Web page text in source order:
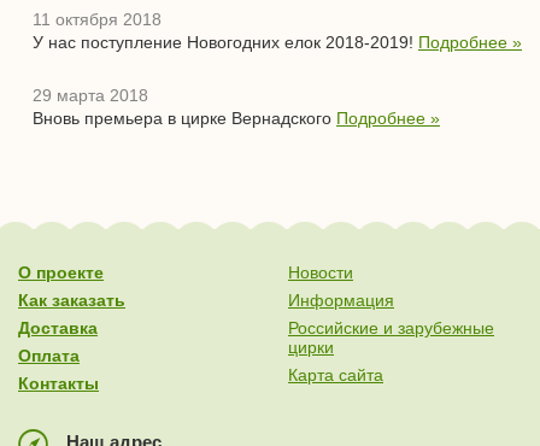
11 октября 2018
У нас поступление Новогодних елок 2018-2019! Подробнее »
29 марта 2018
Вновь премьера в цирке Вернадского Подробнее »
О проекте
Как заказать
Доставка
Оплата
Контакты
Новости
Информация
Российские и зарубежные
цирки
Карта сайта
Наш адрес